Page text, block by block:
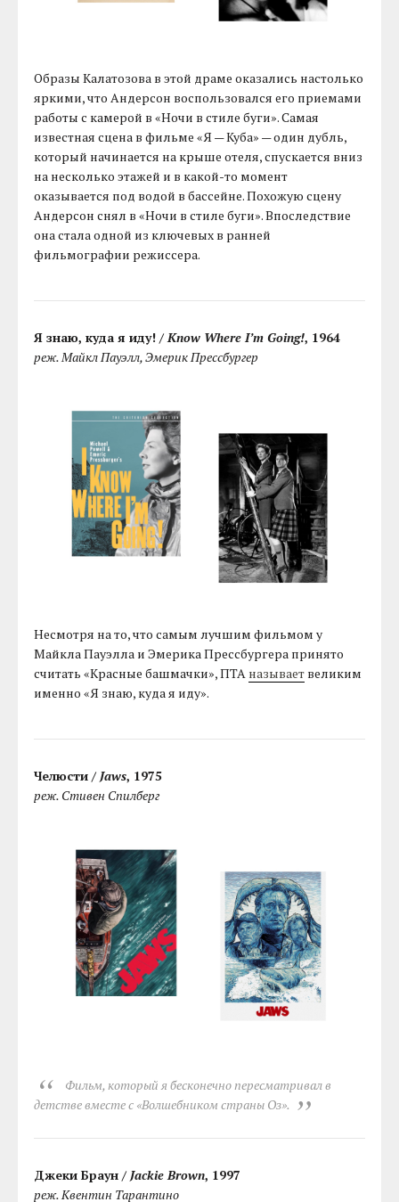
Образы Калатозова в этой драме оказались настолько
яркими, что Андерсон воспользовался его приемами
работы с камерой в «Ночи в стиле буги». Самая
известная сцена в фильме «Я — Куба» — один дубль,
который начинается на крыше отеля, спускается вниз
на несколько этажей и в какой-то момент
оказывается под водой в бассейне. Похожую сцену
Андерсон снял в «Ночи в стиле буги». Впоследствие
она стала одной из ключевых в ранней
фильмографии режиссера.
Я знаю, куда я иду! / Know Where I’m Going!, 1964
реж. Майкл Пауэлл, Эмерик Прессбургер
Несмотря на то, что самым лучшим фильмом у
Майкла Пауэлла и Эмерика Прессбургера принято
считать «Красные башмачки», ПТА называет великим
именно «Я знаю, куда я иду».
Челюсти / Jaws, 1975
реж. Стивен Спилберг
Фильм, который я бесконечно пересматривал в
детстве вместе с «Волшебником страны Оз».
Джеки Браун /Jackie Brown, 1997
реж. Квентин Тарантино